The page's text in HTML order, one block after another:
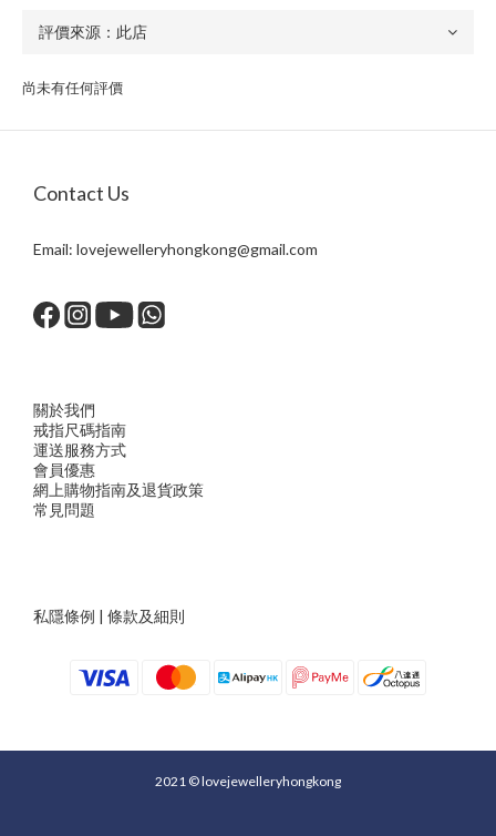
尚未有任何評價
Contact Us
Email: lovejewelleryhongkong@gmail.com
關於我們
戒指尺碼指南
運送服務方式
會員優惠
網上購物指南及退貨政策
常見問題
私隱條例 | 條款及細則
2021 © lovejewelleryhongkong